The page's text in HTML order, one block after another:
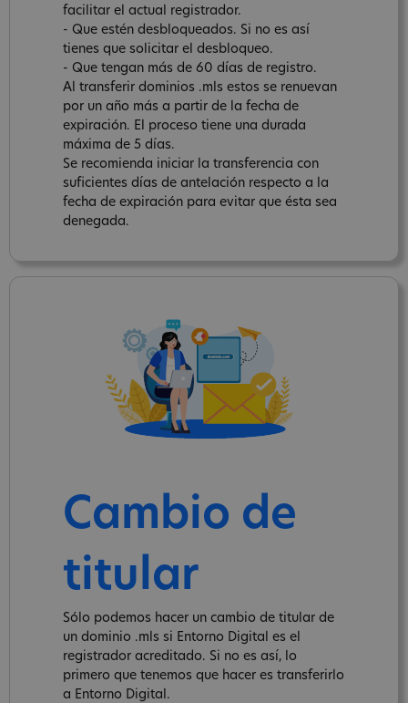
facilitar el actual registrador.
- Que estén desbloqueados. Si no es así
tienes que solicitar el desbloqueo.
- Que tengan más de 60 días de registro.
Al transferir dominios .mls estos se renuevan
por un año más a partir de la fecha de
expiración. El proceso tiene una durada
máxima de 5 días.
Se recomienda iniciar la transferencia con
suficientes días de antelación respecto a la
fecha de expiración para evitar que ésta sea
denegada.
Cambio de
titular
Sólo podemos hacer un cambio de titular de
un dominio .mls si Entorno Digital es el
registrador acreditado. Si no es así, lo
primero que tenemos que hacer es transferirlo
a Entorno Digital.